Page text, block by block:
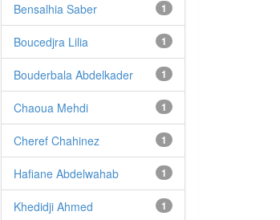
1
Bensalhia Saber
1
Boucedjra Lilia
1
Bouderbala Abdelkader
1
Chaoua Mehdi
1
Cheref Chahinez
1
Hafiane Abdelwahab
1
Khedidji Ahmed